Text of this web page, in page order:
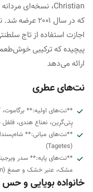
که در سال
اجازت استفاده از تاج
پیچیده که ترکیبی خوش‌طعم
ارائه می‌دهد
نت‌های عطری
**نت‌های اولیه:** برگاموت،
پِتی‌گرِین، نعناع هندی، فلفل
**نت‌های میانی:**
(Tagetes)
**نت‌های پایه:** سدر
مشک، عنبر خشک و صمغ (Olibanum)
خانواده بویایی و